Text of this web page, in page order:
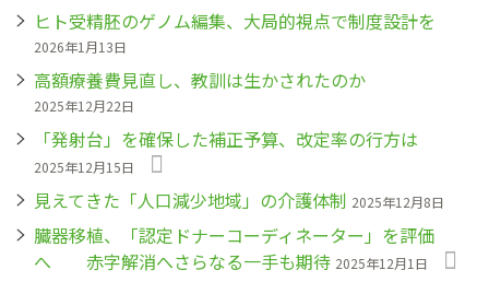
ヒト受精胚のゲノム編集、大局的視点で制度設計を
2026年1月13日
高額療養費見直し、教訓は生かされたのか
2025年12月22日
「発射台」を確保した補正予算、改定率の行方は
2025年12月15日
見えてきた「人口減少地域」の介護体制 2025年12月8日
臓器移植、「認定ドナーコーディネーター」を評価
へ 赤字解消へさらなる一手も期待 2025年12月1日